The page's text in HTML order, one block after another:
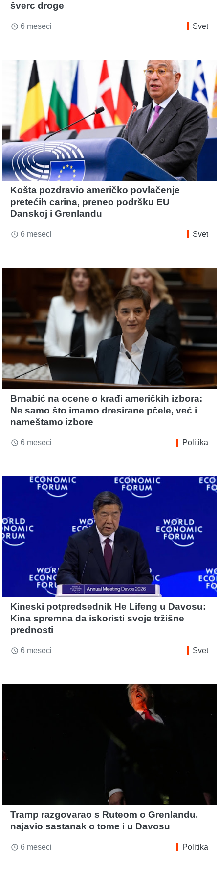
šverc droge
access_time 6 meseci Svet
Košta pozdravio američko povlačenje
pretećih carina, preneo podršku EU
Danskoj i Grenlandu
access_time 6 meseci Svet
Brnabić na ocene o krađi američkih izbora:
Ne samo što imamo dresirane pčele, već i
nameštamo izbore
access_time 6 meseci Politika
Kineski potpredsednik He Lifeng u Davosu:
Kina spremna da iskoristi svoje tržišne
prednosti
access_time 6 meseci Svet
Tramp razgovarao s Ruteom o Grenlandu,
najavio sastanak o tome i u Davosu
access_time 6 meseci Politika